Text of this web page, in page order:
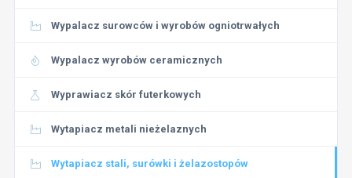
Wypalacz surowców i wyrobów ogniotrwałych
Wypalacz wyrobów ceramicznych
Wyprawiacz skór futerkowych
Wytapiacz metali nieżelaznych
Wytapiacz stali, surówki i żelazostopów